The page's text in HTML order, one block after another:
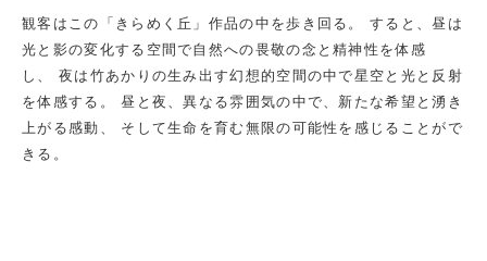
観客はこの「きらめく丘」作品の中を歩き回る。 すると、昼は
光と影の変化する空間で自然への畏敬の念と精神性を体感
し、 夜は竹あかりの生み出す幻想的空間の中で星空と光と反射
を体感する。 昼と夜、異なる雰囲気の中で、新たな希望と湧き
上がる感動、 そして生命を育む無限の可能性を感じることがで
きる。